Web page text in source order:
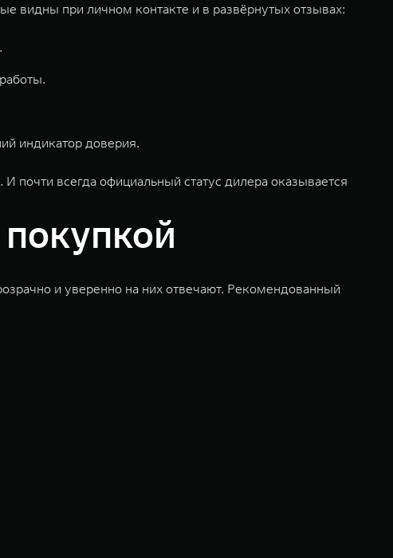
видны при личном контакте и в развёрнутых отзывах:
индикатор доверия.
почти всегда официальный статус дилера оказывается
и уверенно на них отвечают. Рекомендованный